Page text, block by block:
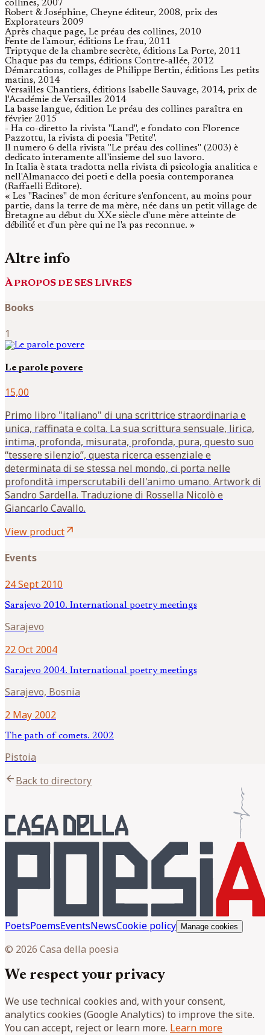
collines, 2007
Robert & Joséphine, Cheyne éditeur, 2008, prix des
Explorateurs 2009
Après chaque page, Le préau des collines, 2010
Fente de l'amour, éditions Le frau, 2011
Triptyque de la chambre secrète, éditions La Porte, 2011
Chaque pas du temps, éditions Contre-allée, 2012
Démarcations, collages de Philippe Bertin, éditions Les petits
matins, 2014
Versailles Chantiers, éditions Isabelle Sauvage, 2014, prix de
l'Académie de Versailles 2014
La basse langue, édition Le préau des collines paraîtra en
février 2015
- Ha co-diretto la rivista "Land", e fondato con Florence
Pazzottu, la rivista di poesia "Petite".
Il numero 6 della rivista "Le préau des collines" (2003) è
dedicato interamente all'insieme del suo lavoro.
In Italia è stata tradotta nella rivista di psicologia analitica e
nell'Almanacco dei poeti e della poesia contemporanea
(Raffaelli Editore).
« Les "Racines" de mon écriture s'enfoncent, au moins pour
partie, dans la terre de ma mère, née dans un petit village de
Bretagne au début du XXe siècle d'une mère atteinte de
débilité et d'un père qui ne l'a pas reconnue. »
Altre info
À PROPOS DE SES LIVRES
Books
1
Le parole povere
15,00
Primo libro "italiano" di una scrittrice straordinaria e
unica, raffinata e colta. La sua scrittura sensuale, lirica,
intima, profonda, misurata, profonda, pura, questo suo
“tessere silenzio”, questa ricerca essenziale e
determinata di se stessa nel mondo, ci porta nelle
profondità imperscrutabili dell'animo umano. Artwork di
Sandro Sardella. Traduzione di Rossella Nicolò e
Giancarlo Cavallo.
View productarrow_outward
Events
24 Sept 2010
Sarajevo 2010. International poetry meetings
Sarajevo
22 Oct 2004
Sarajevo 2004. International poetry meetings
Sarajevo, Bosnia
2 May 2002
The path of comets. 2002
Pistoia
arrow_backBack to directory
PoetsPoemsEventsNewsCookie policy Manage cookies
© 2026 Casa della poesia
We respect your privacy
We use technical cookies and, with your consent,
analytics cookies (Google Analytics) to improve the site.
You can accept, reject or learn more. Learn more